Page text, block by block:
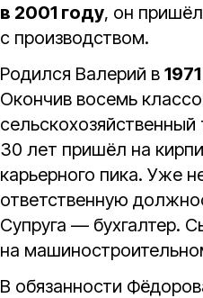
в 2001 году, он
с производством.
Родился Валерий в
Окончив восемь
30 лет пришёл на
карьерного пика. Уже
ответственную
Супруга — бухгалтер.
на
В обязанности